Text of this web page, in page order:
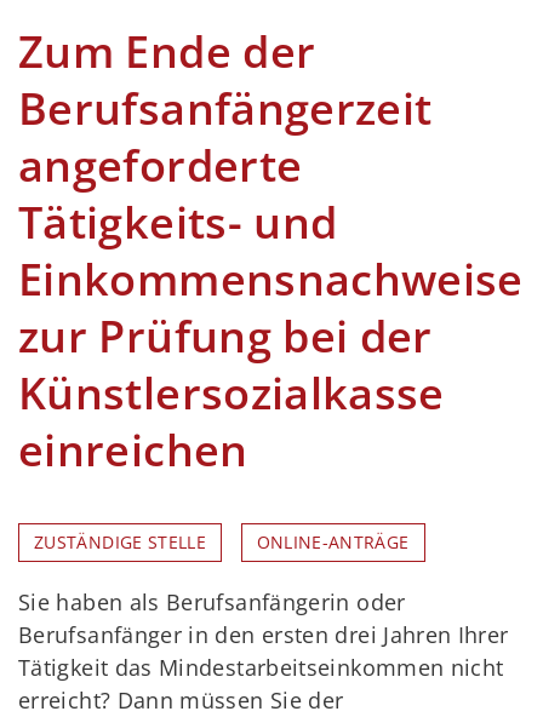
Zum Ende der
Berufsanfängerzeit
angeforderte
Tätigkeits- und
Einkommensnachweise
zur Prüfung bei der
Künstlersozialkasse
einreichen
ZUSTÄNDIGE STELLE ONLINE-ANTRÄGE
Sie haben als Berufsanfängerin oder
Berufsanfänger in den ersten drei Jahren Ihrer
Tätigkeit das Mindestarbeitseinkommen nicht
erreicht? Dann müssen Sie der